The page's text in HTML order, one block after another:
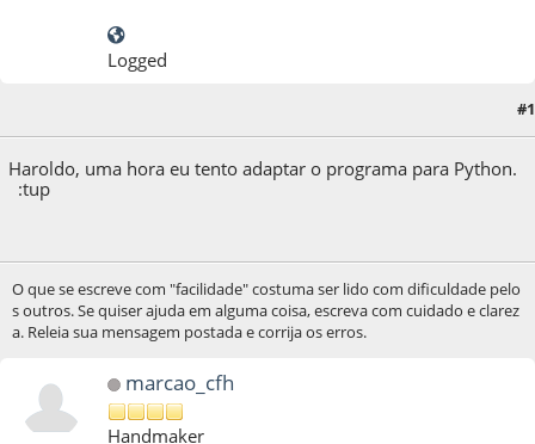
Logged
#1
Haroldo, uma hora eu tento adaptar o programa para Python.
:tup
O que se escreve com "facilidade" costuma ser lido com dificuldade pelo
s outros. Se quiser ajuda em alguma coisa, escreva com cuidado e clarez
a. Releia sua mensagem postada e corrija os erros.
marcao_cfh
Handmaker